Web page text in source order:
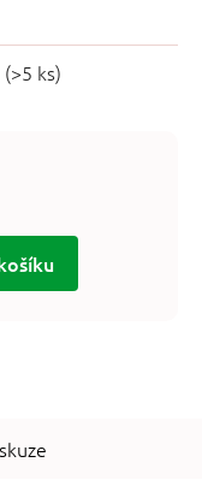
(>5 ks)